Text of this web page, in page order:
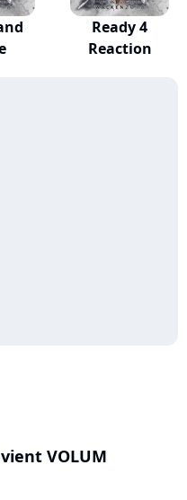
Ready 4
Reaction
VOLUM